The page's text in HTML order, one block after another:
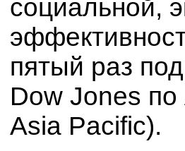
социальной,
пятый раз
Dow Jones по
Asia Pacific).